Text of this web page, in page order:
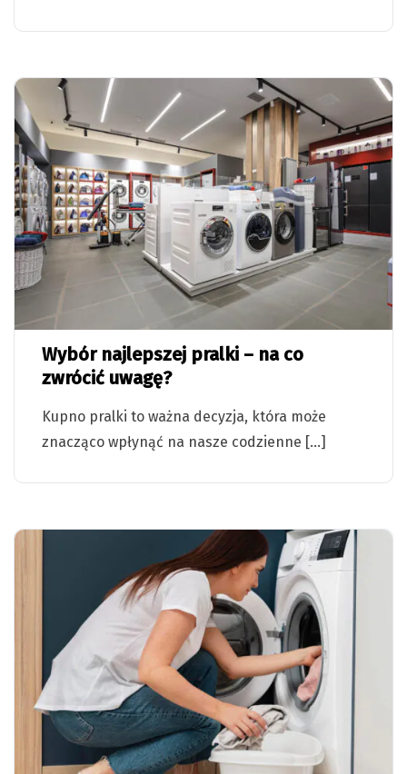
Wybór najlepszej pralki – na co
zwrócić uwagę?
Kupno pralki to ważna decyzja, która może
znacząco wpłynąć na nasze codzienne […]